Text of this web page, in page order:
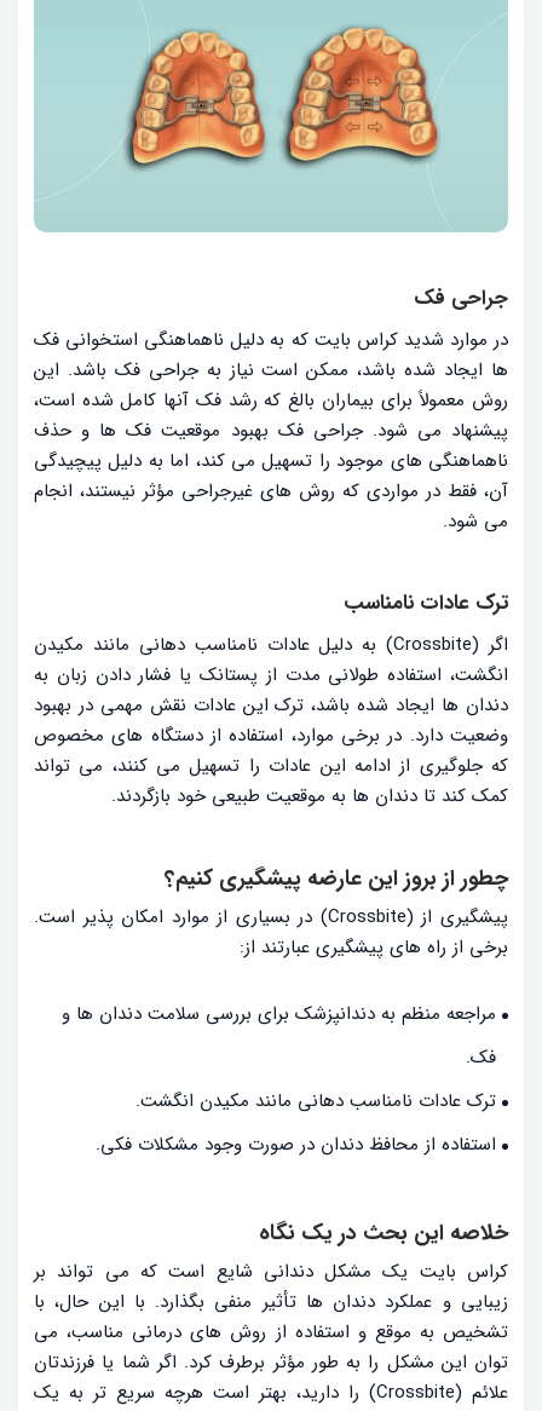
جراحی فک
در موارد شدید کراس بایت که به دلیل ناهماهنگی استخوانی فک
ها ایجاد شده باشد، ممکن است نیاز به جراحی فک باشد. این
روش معمولاً برای بیماران بالغ که رشد فک آنها کامل شده است،
پیشنهاد می شود. جراحی فک بهبود موقعیت فک ها و حذف
ناهماهنگی های موجود را تسهیل می کند، اما به دلیل پیچیدگی
آن، فقط در مواردی که روش های غیرجراحی مؤثر نیستند، انجام
می شود.
ترک عادات نامناسب
اگر (Crossbite) به دلیل عادات نامناسب دهانی مانند مکیدن
انگشت، استفاده طولانی مدت از پستانک یا فشار دادن زبان به
دندان ها ایجاد شده باشد، ترک این عادات نقش مهمی در بهبود
وضعیت دارد. در برخی موارد، استفاده از دستگاه های مخصوص
که جلوگیری از ادامه این عادات را تسهیل می کنند، می تواند
کمک کند تا دندان ها به موقعیت طبیعی خود بازگردند.
چطور از بروز این عارضه پیشگیری کنیم؟
پیشگیری از (Crossbite) در بسیاری از موارد امکان پذیر است.
برخی از راه های پیشگیری عبارتند از:
مراجعه منظم به دندانپزشک برای بررسی سلامت دندان ها و
فک.
ترک عادات نامناسب دهانی مانند مکیدن انگشت.
استفاده از محافظ دندان در صورت وجود مشکلات فکی.
خلاصه این بحث در یک نگاه
کراس بایت یک مشکل دندانی شایع است که می تواند بر
زیبایی و عملکرد دندان ها تأثیر منفی بگذارد. با این حال، با
تشخیص به موقع و استفاده از روش های درمانی مناسب، می
توان این مشکل را به طور مؤثر برطرف کرد. اگر شما یا فرزندتان
علائم (Crossbite) را دارید، بهتر است هرچه سریع تر به یک